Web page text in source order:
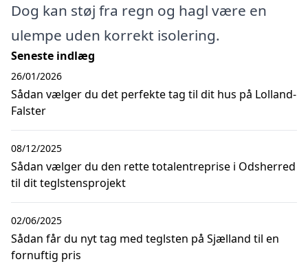
Dog kan støj fra regn og hagl være en
ulempe uden korrekt isolering.
Seneste indlæg
Sådan vælger du det perfekte tag til dit hus på Lolland-
Falster
26/01/2026
Sådan vælger du den rette totalentreprise i Odsherred
til dit teglstensprojekt
08/12/2025
Sådan får du nyt tag med teglsten på Sjælland til en
fornuftig pris
02/06/2025